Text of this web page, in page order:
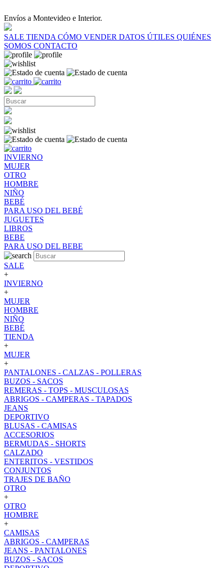
Envíos a Montevideo e Interior.
SALE TIENDA CÓMO VENDER DATOS ÚTILES QUIÉNES
SOMOS CONTACTO
INVIERNO
MUJER
OTRO
HOMBRE
NIÑO
BEBÉ
PARA USO DEL BEBÉ
JUGUETES
LIBROS
BEBE
PARA USO DEL BEBE
SALE
+
INVIERNO
+
MUJER
HOMBRE
NIÑO
BEBÉ
TIENDA
+
MUJER
+
PANTALONES - CALZAS - POLLERAS
BUZOS - SACOS
REMERAS - TOPS - MUSCULOSAS
ABRIGOS - CAMPERAS - TAPADOS
JEANS
DEPORTIVO
BLUSAS - CAMISAS
ACCESORIOS
BERMUDAS - SHORTS
CALZADO
ENTERITOS - VESTIDOS
CONJUNTOS
TRAJES DE BAÑO
OTRO
+
OTRO
HOMBRE
+
CAMISAS
ABRIGOS - CAMPERAS
JEANS - PANTALONES
BUZOS - SACOS